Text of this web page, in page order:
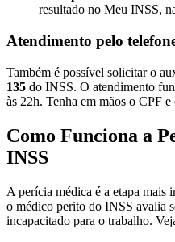
resultado no Meu INSS,
Atendimento pelo
Também é possível solicitar o
135 do INSS. O atendimento
às 22h. Tenha em mãos o CPF
Como Funciona a
INSS
A perícia médica é a etapa mais
o médico perito do INSS avalia
incapacitado para o trabalho.